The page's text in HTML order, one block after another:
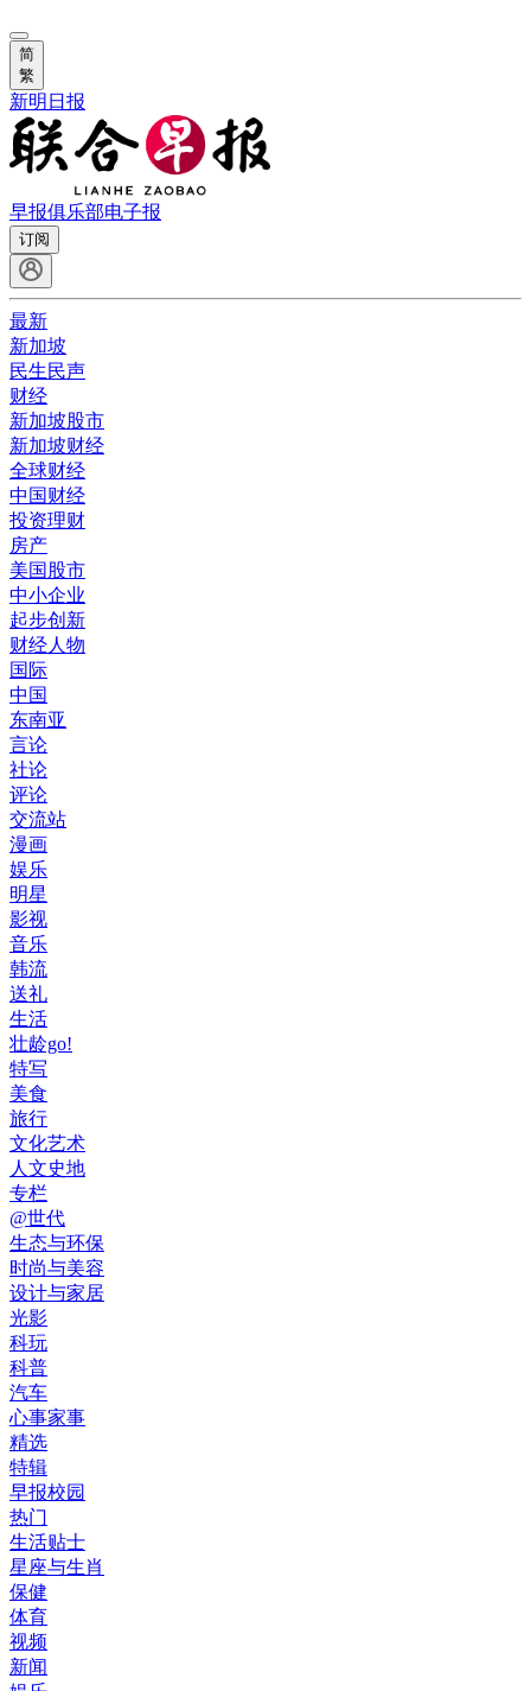
简
繁
新明日报
早报俱乐部电子报
订阅
最新
新加坡
民生民声
财经
新加坡股市
新加坡财经
全球财经
中国财经
投资理财
房产
美国股市
中小企业
起步创新
财经人物
国际
中国
东南亚
言论
社论
评论
交流站
漫画
娱乐
明星
影视
音乐
韩流
送礼
生活
壮龄go!
特写
美食
旅行
文化艺术
人文史地
专栏
@世代
生态与环保
时尚与美容
设计与家居
光影
科玩
科普
汽车
心事家事
精选
特辑
早报校园
热门
生活贴士
星座与生肖
保健
体育
视频
新闻